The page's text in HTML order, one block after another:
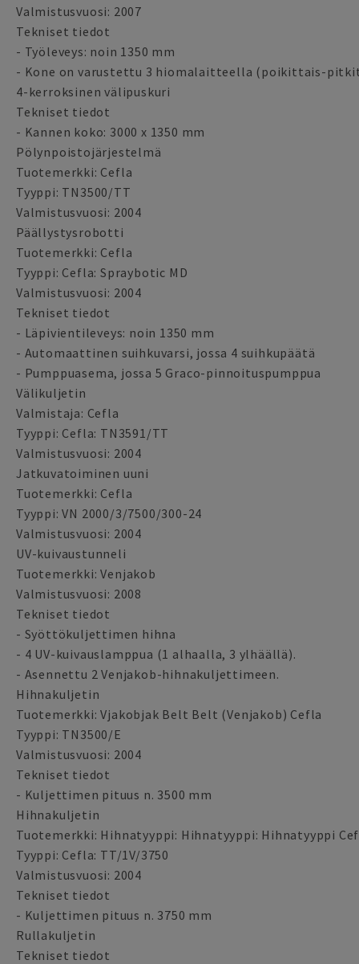
Valmistusvuosi: 2007
Tekniset tiedot
- Työleveys: noin 1350 mm
- Kone on varustettu 3 hiomalaitteella (poikittais-
4-kerroksinen välipuskuri
Tekniset tiedot
- Kannen koko: 3000 x 1350 mm
Pölynpoistojärjestelmä
Tuotemerkki: Cefla
Tyyppi: TN3500/TT
Valmistusvuosi: 2004
Päällystysrobotti
Tuotemerkki: Cefla
Tyyppi: Cefla: Spraybotic MD
Valmistusvuosi: 2004
Tekniset tiedot
- Läpivientileveys: noin 1350 mm
- Automaattinen suihkuvarsi, jossa 4 suihkupäätä
- Pumppuasema, jossa 5 Graco-pinnoituspumppua
Välikuljetin
Valmistaja: Cefla
Tyyppi: Cefla: TN3591/TT
Valmistusvuosi: 2004
Jatkuvatoiminen uuni
Tuotemerkki: Cefla
Tyyppi: VN 2000/3/7500/300-24
Valmistusvuosi: 2004
UV-kuivaustunneli
Tuotemerkki: Venjakob
Valmistusvuosi: 2008
Tekniset tiedot
- Syöttökuljettimen hihna
- 4 UV-kuivauslamppua (1 alhaalla, 3 ylhäällä).
- Asennettu 2 Venjakob-hihnakuljettimeen.
Hihnakuljetin
Tuotemerkki: Vjakobjak Belt Belt (Venjakob) Cefla
Tyyppi: TN3500/E
Valmistusvuosi: 2004
Tekniset tiedot
- Kuljettimen pituus n. 3500 mm
Hihnakuljetin
Tuotemerkki: Hihnatyyppi: Hihnatyyppi: Hihnatyyppi
Tyyppi: Cefla: TT/1V/3750
Valmistusvuosi: 2004
Tekniset tiedot
- Kuljettimen pituus n. 3750 mm
Rullakuljetin
Tekniset tiedot